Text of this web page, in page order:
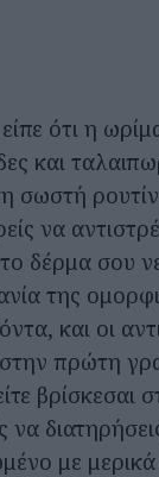
ότι η
και
σωστή
να
δέρμα σου
της
και οι
στην πρώτη
βρίσκεσαι
με